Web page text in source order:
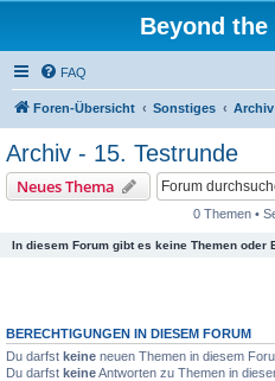
Beyond
FAQ
Foren-Übersicht Sonstiges Archiv
Archiv - 15. Testrunde
Neues Thema
0 Themen •
In diesem Forum gibt es keine Themen oder
BERECHTIGUNGEN IN DIESEM FORUM
Du darfst keine neuen Themen in diesem
Du darfst keineAntworten zu Themen in